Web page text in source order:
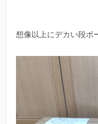
らないかな。
想像以上にデカい段ボ